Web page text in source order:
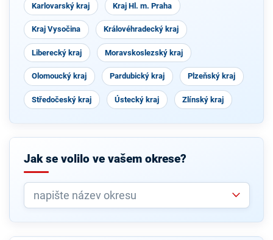
Karlovarský kraj Kraj Hl. m. Praha
Kraj Vysočina Královéhradecký kraj
Liberecký kraj Moravskoslezský kraj
Olomoucký kraj Pardubický kraj Plzeňský kraj
Středočeský kraj Ústecký kraj Zlínský kraj
Jak se volilo ve vašem okrese?